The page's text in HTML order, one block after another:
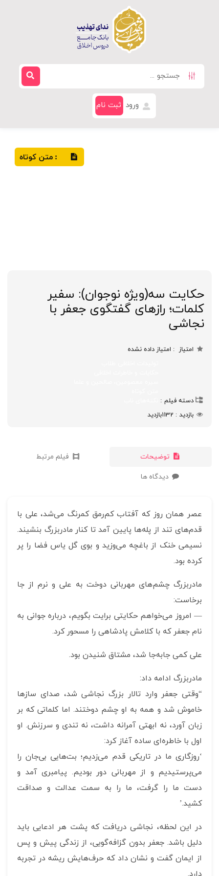
ورود ثبت نام
: متن کوتاه
حکایت سه(ویژه نوجوان): سفیر
کلمات؛ رازهای گفتگوی جعفر با
نجاشی
امتیاز امتیاز داده نشده
دسته فیلم
بازدید
1132بازدید
توضیحات فیلم مرتبط
دیدگاه ها
عصر همان روز که آفتاب کم‌رمق کمرنگ می‌شد، علی با
قدم‌های تند از پله‌ها پایین آمد تا کنار مادربزرگ بنشیند.
نسیمی خنک از باغچه می‌وزید و بوی گل یاس فضا را پر
کرده بود.
مادربزرگ چشم‌های مهربانی دوخت به علی و نرم از جا
برخاست:
— امروز می‌خواهم حکایتی برایت بگویم، درباره جوانی به
نام جعفر که با کلامش پادشاهی را مسحور کرد.
علی کمی جابه‌جا شد، مشتاق شنیدن بود.
مادربزرگ ادامه داد:
“وقتی جعفر وارد تالار بزرگ نجاشی شد، صدای سازها
خاموش شد و همه به او چشم دوختند. اما کلماتی که بر
زبان آورد، نه ابهتی آمرانه داشت، نه تندی و سرزنش. او
اول با خاطره‌ای ساده آغاز کرد:
‘روزگاری ما در تاریکی قدم می‌زدیم؛ بت‌هایی بی‌جان را
می‌پرستیدیم و از مهربانی دور بودیم. پیامبری آمد و
دست ما را گرفت، ما را به سمت عدالت و صداقت
کشید.’
در این لحظه، نجاشی دریافت که پشت هر ادعایی باید
دلیل باشد. جعفر بدون گزافه‌گویی، از زندگی پیش و پس
از ایمان گفت و نشان داد که حرف‌هایش ریشه در تجربه
دارد.